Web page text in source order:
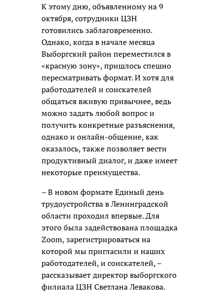
К этому дню, объявленному на 9
октября, сотрудники ЦЗН
готовились заблаговременно.
Однако, когда в начале месяца
Выборгский район переместился в
«красную зону», пришлось спешно
пересматривать формат. И хотя для
работодателей и соискателей
общаться вживую привычнее, ведь
можно задать любой вопрос и
получить конкретные разъяснения,
однако и онлайн-общение, как
оказалось, также позволяет вести
продуктивный диалог, и даже имеет
некоторые преимущества.
– В новом формате Единый день
трудоустройства в Ленинградской
области проходил впервые. Для
этого была задействована площадка
Zoom, зарегистрироваться на
которой мы пригласили и наших
работодателей, и соискателей, –
рассказывает директор выборгского
филиала ЦЗН Светлана Левакова.